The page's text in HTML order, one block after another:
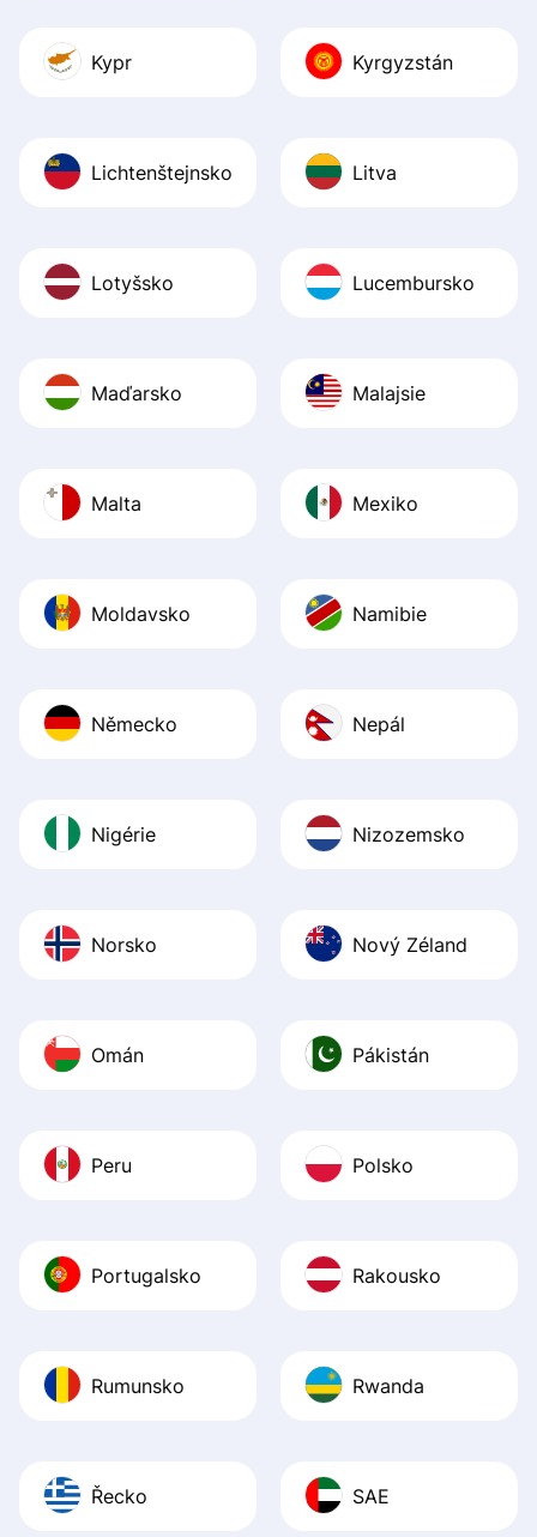
Kypr Kyrgyzstán
Lichtenštejnsko Litva
Lotyšsko Lucembursko
Maďarsko Malajsie
Malta Mexiko
Moldavsko Namibie
Německo Nepál
Nigérie Nizozemsko
Norsko Nový Zéland
Omán Pákistán
Peru Polsko
Portugalsko Rakousko
Rumunsko Rwanda
Řecko SAE